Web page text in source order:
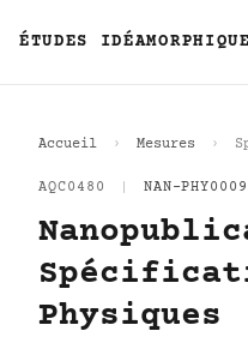
ÉTUDES
Accueil Mesures
AQC0480 NAN-
Physiques